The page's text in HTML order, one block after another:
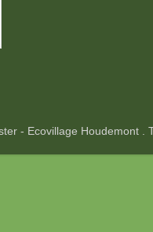
- Ecovillage Houdemont